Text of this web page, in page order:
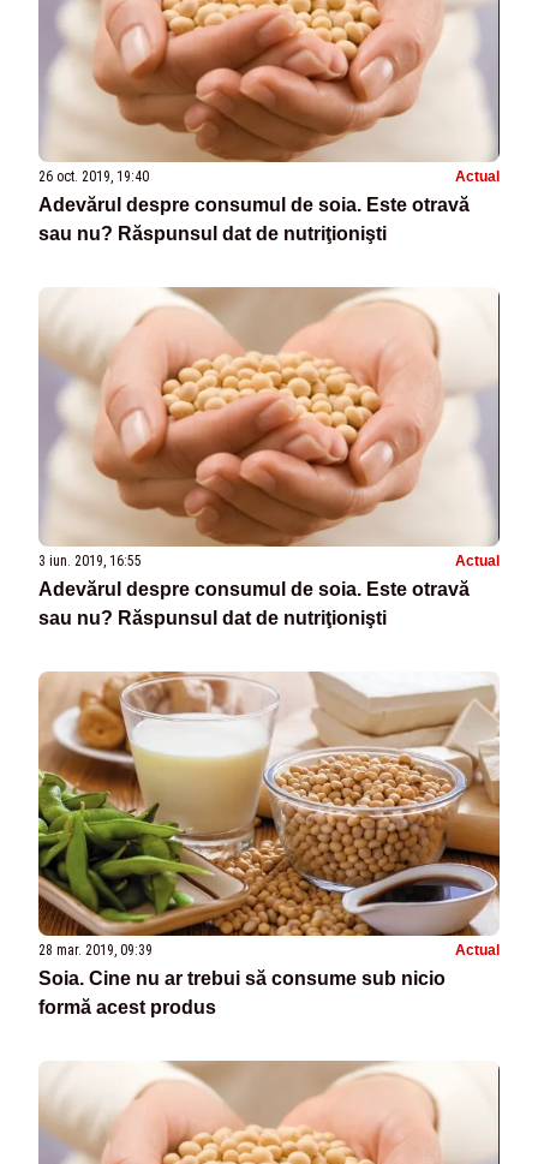
26 oct. 2019, 19:40 Actual
Adevărul despre consumul de soia. Este otravă
sau nu? Răspunsul dat de nutriţionişti
3 iun. 2019, 16:55 Actual
Adevărul despre consumul de soia. Este otravă
sau nu? Răspunsul dat de nutriţionişti
28 mar. 2019, 09:39 Actual
Soia. Cine nu ar trebui să consume sub nicio
formă acest produs